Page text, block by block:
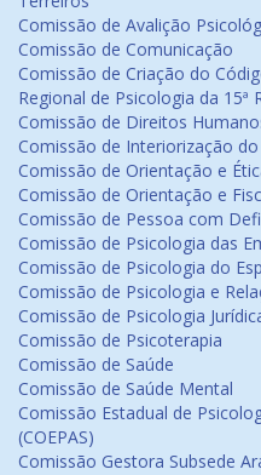
Comissão de Avalição
Comissão de Comunicação
Comissão de Criação do
Regional de Psicologia da 15ª
Comissão de Direitos
Comissão de Interiorização do
Comissão de Orientação e
Comissão de Orientação e
Comissão de Pessoa com
Comissão de Psicologia das
Comissão de Psicologia do
Comissão de Psicologia e
Comissão de Psicologia
Comissão de Psicoterapia
Comissão de Saúde
Comissão de Saúde Mental
Comissão Estadual de
(COEPAS)
Comissão Gestora Subsede